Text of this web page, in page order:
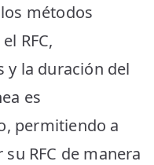
métodos
RFC,
y la duración del
es
permitiendo a
RFC de manera